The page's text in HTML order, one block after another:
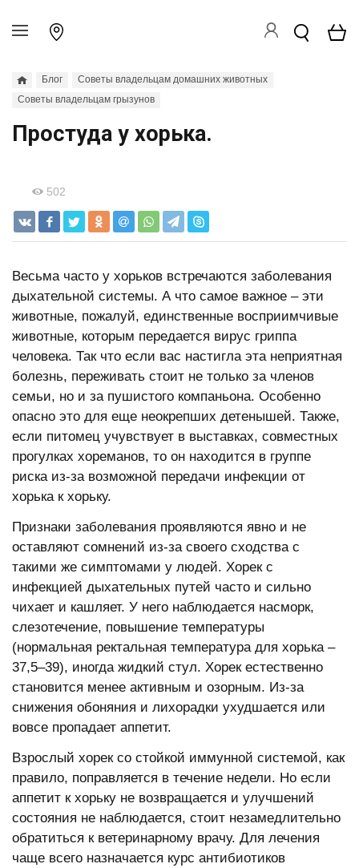
Блог
Советы владельцам домашних животных
Советы владельцам грызунов
Простуда у хорька.
502
Весьма часто у хорьков встречаются заболевания
дыхательной системы. А что самое важное – эти
животные, пожалуй, единственные восприимчивые
животные, которым передается вирус гриппа
человека. Так что если вас настигла эта неприятная
болезнь, переживать стоит не только за членов
семьи, но и за пушистого компаньона. Особенно
опасно это для еще неокрепших детенышей. Также,
если питомец учувствует в выставках, совместных
прогулках хореманов, то он находится в группе
риска из-за возможной передачи инфекции от
хорька к хорьку.
Признаки заболевания проявляются явно и не
оставляют сомнений из-за своего сходства с
такими же симптомами у людей. Хорек с
инфекцией дыхательных путей часто и сильно
чихает и кашляет. У него наблюдается насморк,
слезотечение, повышение температуры
(нормальная ректальная температура для хорька –
37,5–39), иногда жидкий стул. Хорек естественно
становится менее активным и озорным. Из-за
снижения обоняния и лихорадки ухудшается или
вовсе пропадает аппетит.
Взрослый хорек со стойкой иммунной системой, как
правило, поправляется в течение недели. Но если
аппетит к хорьку не возвращается и улучшений
состояния не наблюдается, стоит незамедлительно
обратиться к ветеринарному врачу. Для лечения
чаще всего назначается курс антибиотиков